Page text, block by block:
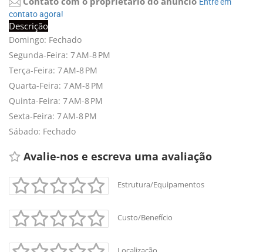
contato agora!
Descrição
Domingo: Fechado
Segunda-Feira: 7 AM-8 PM
Terça-Feira: 7 AM-8 PM
Quarta-Feira: 7 AM-8 PM
Quinta-Feira: 7 AM-8 PM
Sexta-Feira: 7 AM-8 PM
Sábado: Fechado
Avalie-nos e escreva uma avaliação
Estrutura/Equipamentos
Custo/Benefício